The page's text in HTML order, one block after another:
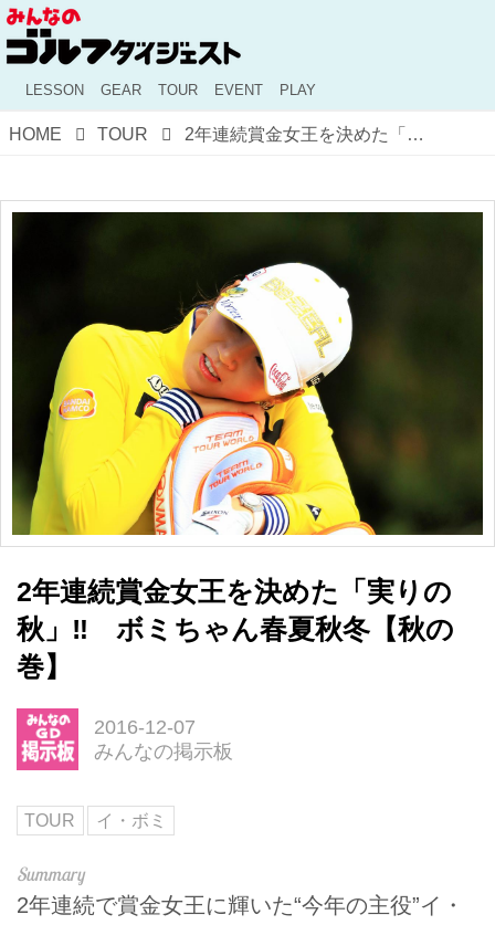
LESSON GEAR TOUR EVENT PLAY
HOME TOUR 2年連続賞金女王を決めた「実りの秋」‼ ボミちゃん春夏秋冬【秋の巻】
2年連続賞金女王を決めた「実りの
秋」‼ ボミちゃん春夏秋冬【秋の
巻】
2016-12-07
みんなの掲示板
TOUR イ・ボミ
2年連続で賞金女王に輝いた“今年の主役”イ・